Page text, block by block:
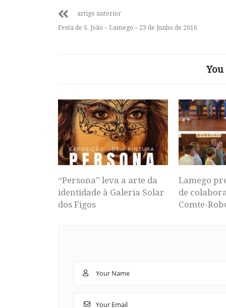
artigo anterior
Festa de S. João – Lamego – 23 de Junho de 2016
“Persona” leva a arte da
identidade à Galeria Solar
dos Figos
Lamego
de
Comte-